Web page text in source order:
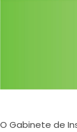
O Gabinete de